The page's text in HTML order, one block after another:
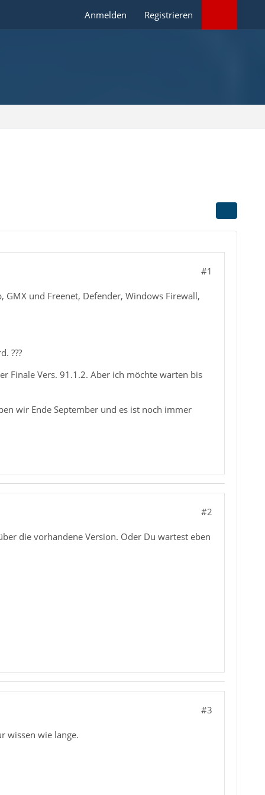
Anmelden Registrieren
#1
und Freenet, Defender, Windows Firewall,
???
Finale Vers. 91.1.2. Aber ich möchte warten bis
wir Ende September und es ist noch immer
#2
die vorhandene Version. Oder Du wartest eben
#3
wissen wie lange.